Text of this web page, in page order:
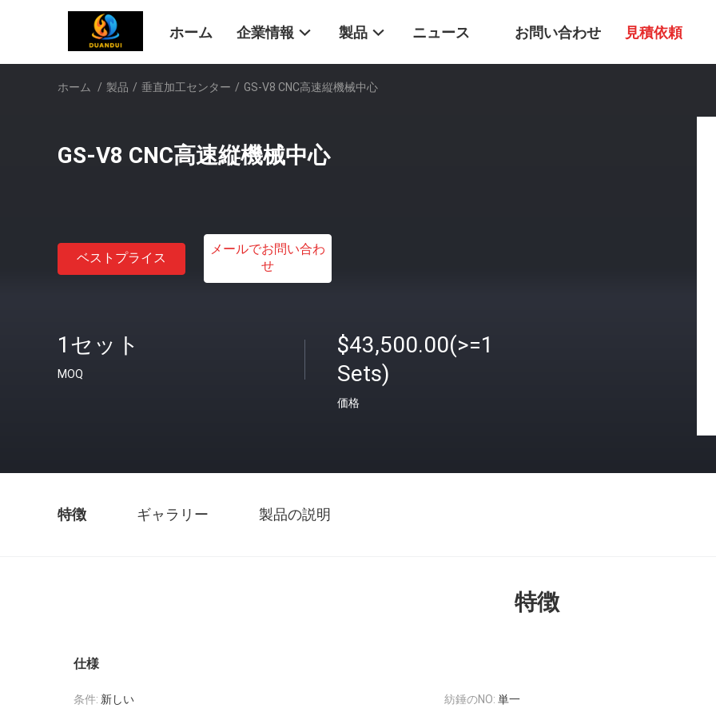
ホーム 企業情報 製品 ニュース お問い合わせ 見積依頼
ホーム / 製品 / 垂直加工センター / GS-V8 CNC高速縦機械中心
GS-V8 CNC高速縦機械中心
ベストプライス
メールでお問い合わ
せ
1セット
MOQ
$43,500.00(>=1
Sets)
価格
特徴 ギャラリー 製品の説明
特徴
仕様
条件: 新しい 紡錘のNO: 単一